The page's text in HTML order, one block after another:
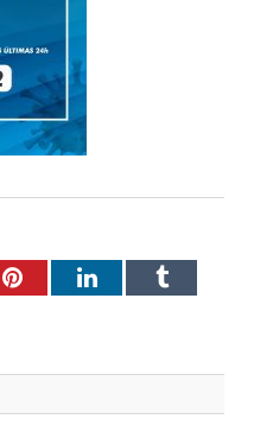
PinterestLinkedInTumblr